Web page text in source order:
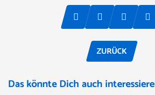
ZURÜCK
Das könnte Dich auch